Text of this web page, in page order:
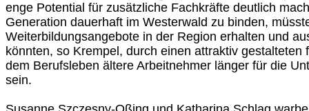
enge Potential für zusätzliche Fachkräfte deutlich
Generation dauerhaft im Westerwald zu binden,
Weiterbildungsangebote in der Region erhalten und
könnten, so Krempel, durch einen attraktiv gestalteten
dem Berufsleben ältere Arbeitnehmer länger für die
sein.